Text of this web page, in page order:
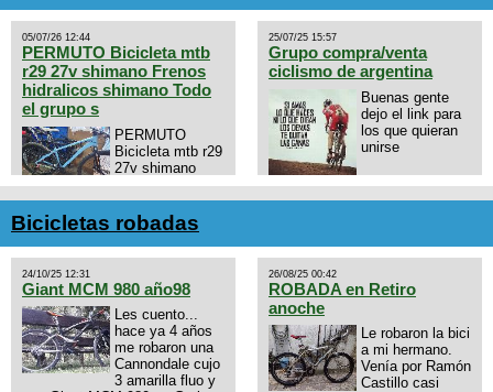
05/07/26 12:44
PERMUTO Bicicleta mtb
r29 27v shimano Frenos
hidralicos shimano Todo
el grupo s
PERMUTO
Bicicleta mtb r29
27v shimano
Frenos hidralicos
shimano Todo el grupo shimano
Talle s/m Permuto x pistera o
ruta talle s o m.
25/07/25 15:57
Grupo compra/venta
ciclismo de argentina
Buenas gente
dejo el link para
los que quieran
unirse
https://chat.whatsapp.com/
mode=ac_t
Bicicletas robadas
24/10/25 12:31
Giant MCM 980 año98
Les cuento...
hace ya 4 años
me robaron una
Cannondale cujo
3 amarilla fluo y
26/08/25 00:42
ROBADA en Retiro
anoche
Le robaron la bici
a mi hermano.
Venía por Ramón
Castillo casi